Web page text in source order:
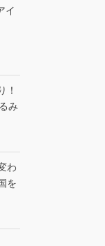
イ
！
み
わ
を